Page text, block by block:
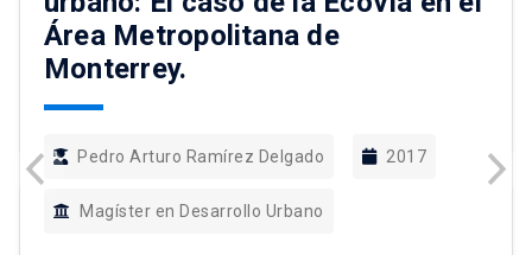
Área Metropolitana de
Monterrey.
Pedro Arturo Ramírez Delgado 2017
Magíster en Desarrollo Urbano